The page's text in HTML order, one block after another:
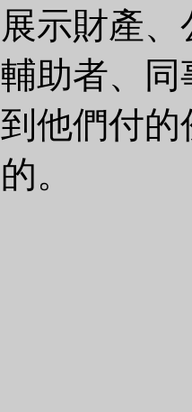
展示財產
輔助者、同
到他們付
的。